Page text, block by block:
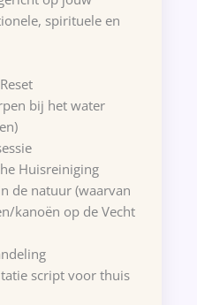
spirituele en
bij het water
Huisreiniging
de natuur (waarvan
kanoën op de Vecht
script voor thuis